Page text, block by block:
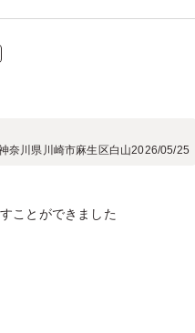
奈川県川崎市麻生区白山2026/05/25
ことができました